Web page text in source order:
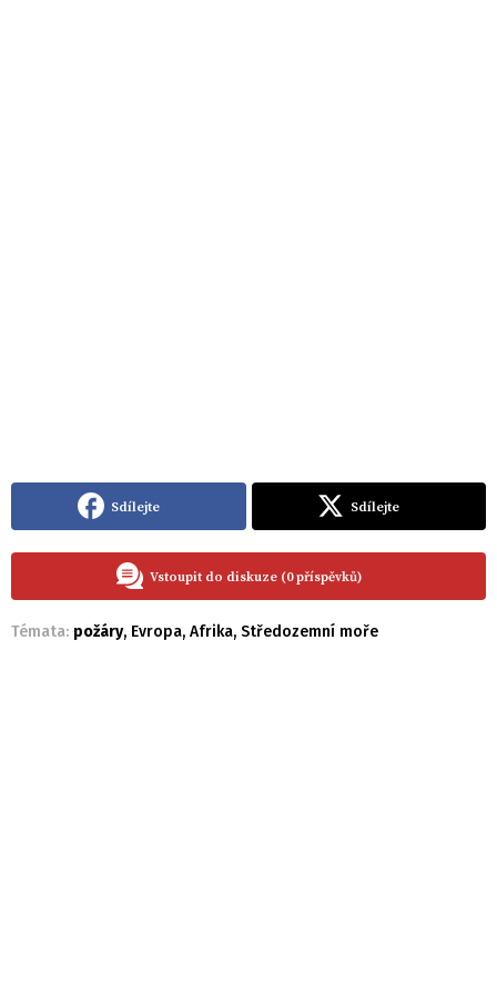
Sdílejte Sdílejte
Vstoupit do diskuze (0 příspěvků)
Témata: požáry, Evropa, Afrika, Středozemní moře